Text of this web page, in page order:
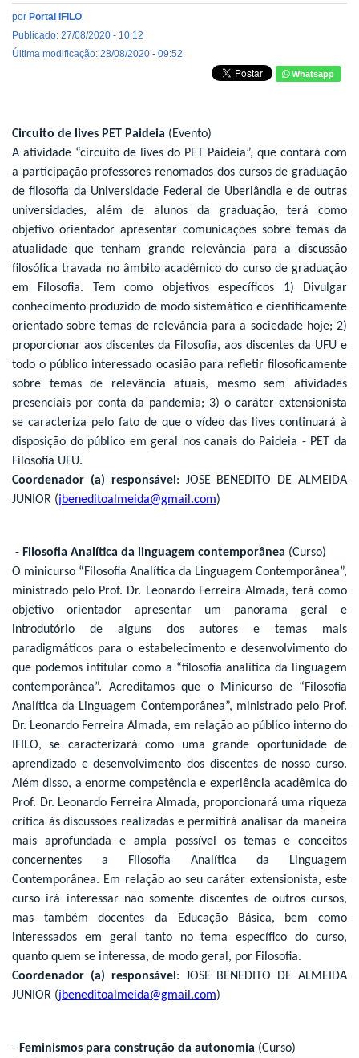
por Portal IFILO
Publicado: 27/08/2020 - 10:12
Última modificação: 28/08/2020 - 09:52
Whatsapp
Circuito de lives PET Paideia (Evento)
A atividade “circuito de lives do PET Paideia”, que contará com
a participação professores renomados dos cursos de graduação
de filosofia da Universidade Federal de Uberlândia e de outras
universidades, além de alunos da graduação, terá como
objetivo orientador apresentar comunicações sobre temas da
atualidade que tenham grande relevância para a discussão
filosófica travada no âmbito acadêmico do curso de graduação
em Filosofia. Tem como objetivos específicos 1) Divulgar
conhecimento produzido de modo sistemático e cientificamente
orientado sobre temas de relevância para a sociedade hoje; 2)
proporcionar aos discentes da Filosofia, aos discentes da UFU e
todo o público interessado ocasião para refletir filosoficamente
sobre temas de relevância atuais, mesmo sem atividades
presenciais por conta da pandemia; 3) o caráter extensionista
se caracteriza pelo fato de que o vídeo das lives continuará à
disposição do público em geral nos canais do Paideia - PET da
Filosofia UFU.
Coordenador (a) responsável : JOSE BENEDITO DE ALMEIDA
JUNIOR (jbeneditoalmeida@gmail.com)
- Filosofia Analítica da linguagem contemporânea (Curso)
O minicurso “Filosofia Analítica da Linguagem Contemporânea”,
ministrado pelo Prof. Dr. Leonardo Ferreira Almada, terá como
objetivo orientador apresentar um panorama geral e
introdutório de alguns dos autores e temas mais
paradigmáticos para o estabelecimento e desenvolvimento do
que podemos intitular como a “filosofia analítica da linguagem
contemporânea”. Acreditamos que o Minicurso de “Filosofia
Analítica da Linguagem Contemporânea”, ministrado pelo Prof.
Dr. Leonardo Ferreira Almada, em relação ao público interno do
IFILO, se caracterizará como uma grande oportunidade de
aprendizado e desenvolvimento dos discentes de nosso curso.
Além disso, a enorme competência e experiência acadêmica do
Prof. Dr. Leonardo Ferreira Almada, proporcionará uma riqueza
crítica às discussões realizadas e permitirá analisar da maneira
mais aprofundada e ampla possível os temas e conceitos
concernentes a Filosofia Analítica da Linguagem
Contemporânea. Em relação ao seu caráter extensionista, este
curso irá interessar não somente discentes de outros cursos,
mas também docentes da Educação Básica, bem como
interessados em geral tanto no tema específico do curso,
quanto quem se interessa, de modo geral, por Filosofia.
Coordenador (a) responsável : JOSE BENEDITO DE ALMEIDA
JUNIOR (jbeneditoalmeida@gmail.com)
- Feminismos para construção da autonomia (Curso)